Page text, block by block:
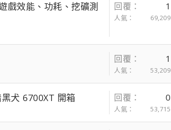
戲效能、功耗、挖礦測
回覆 1
人氣 69,209
回覆 1
人氣 53,209
犬 6700XT 開箱 回覆 0
人氣 53,715